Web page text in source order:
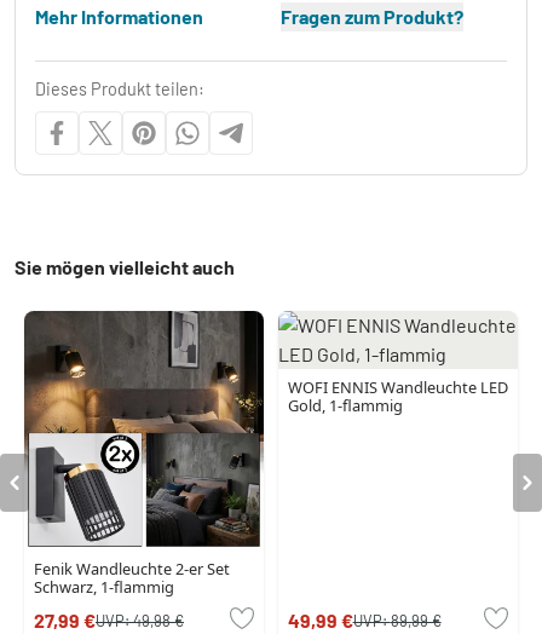
Mehr Informationen Fragen zum Produkt?
Dieses Produkt teilen:
Sie mögen vielleicht auch
Fenik Wandleuchte 2-er Set
Schwarz, 1-flammig
27,99 €UVP:49,98 €
WOFI ENNIS Wandleuchte LED
Gold, 1-flammig
49,99 €UVP:89,99 €